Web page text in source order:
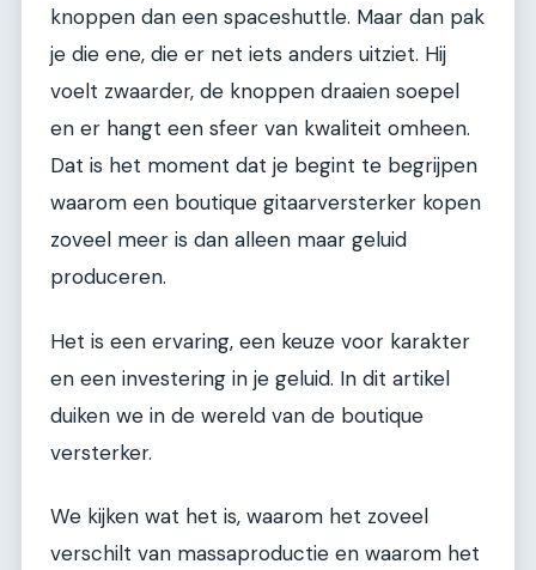
knoppen dan een spaceshuttle. Maar dan pak
je die ene, die er net iets anders uitziet. Hij
voelt zwaarder, de knoppen draaien soepel
en er hangt een sfeer van kwaliteit omheen.
Dat is het moment dat je begint te begrijpen
waarom een boutique gitaarversterker kopen
zoveel meer is dan alleen maar geluid
produceren.
Het is een ervaring, een keuze voor karakter
en een investering in je geluid. In dit artikel
duiken we in de wereld van de boutique
versterker.
We kijken wat het is, waarom het zoveel
verschilt van massaproductie en waarom het